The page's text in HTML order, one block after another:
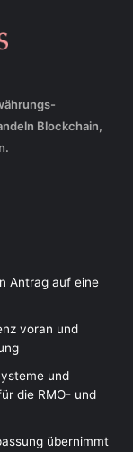
Blockchain,
Antrag auf eine
voran und
und
die RMO- und
übernimmt